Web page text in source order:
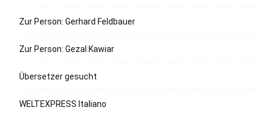
Zur Person: Gerhard Feldbauer
Zur Person: Gezal Kawiar
Übersetzer gesucht
WELTEXPRESS Italiano